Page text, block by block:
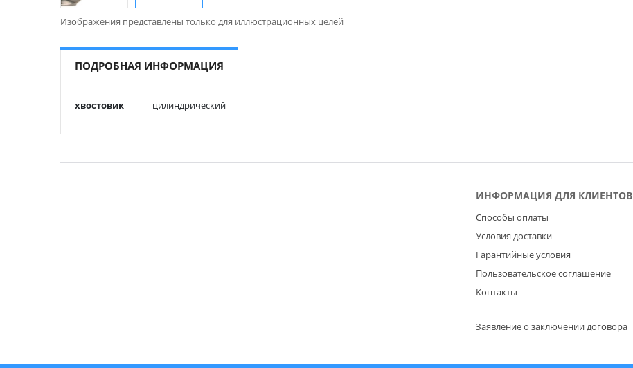
Изображения представлены только для иллюстрационных целей
к
началу
галереи
ПОДРОБНАЯ ИНФОРМАЦИЯ
Подробная
хвостовик цилиндрический
ИНФОРМАЦИЯ ДЛЯ КЛИЕНТОВ
Способы оплаты
Условия доставки
Гарантийные условия
Пользовательское соглашение
Контакты
Заявление о заключении договора